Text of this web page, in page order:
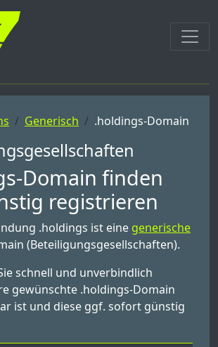
Generisch .holdings-Domain
Domain finden
registrieren
.holdings ist eine generische
(Beteiligungsgesellschaften).
schnell und unverbindlich
gewünschte .holdings-Domain
ist und diese ggf. sofort günstig